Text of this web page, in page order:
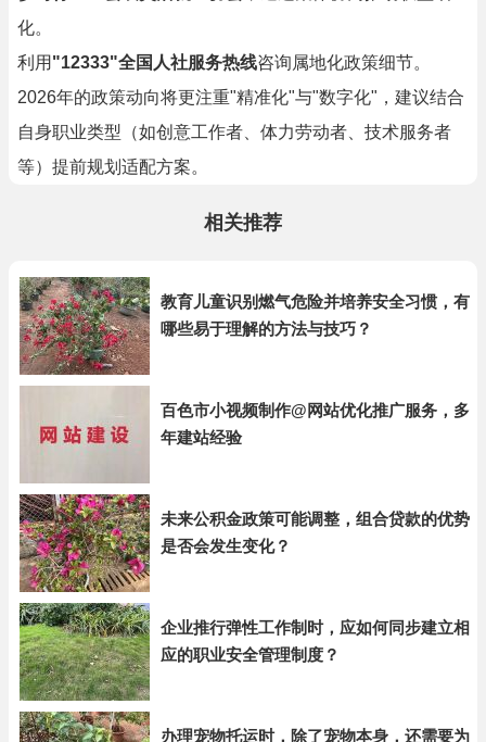
化。
利用 "12333"全国人社服务热线咨询属地化政策细节。
2026年的政策动向将更注重"精准化"与"数字化"，建议结合
自身职业类型（如创意工作者、体力劳动者、技术服务者
等）提前规划适配方案。
相关推荐
教育儿童识别燃气危险并培养安全习惯，有
哪些易于理解的方法与技巧？
百色市小视频制作@网站优化推广服务，多
年建站经验
未来公积金政策可能调整，组合贷款的优势
是否会发生变化？
企业推行弹性工作制时，应如何同步建立相
应的职业安全管理制度？
办理宠物托运时，除了宠物本身，还需要为